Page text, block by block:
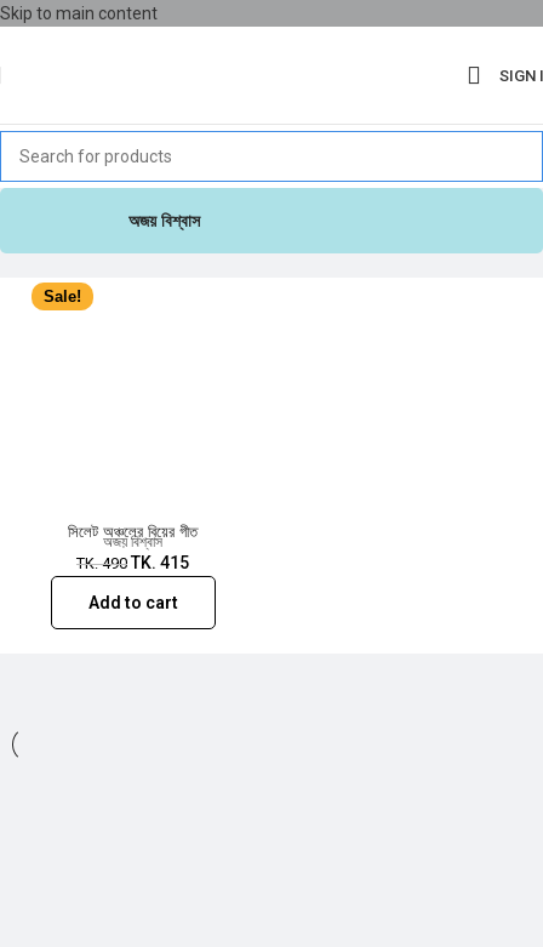
Skip to main content
SIGN
অজয় বিশ্বাস
Sale!
সিলেট অঞ্চলের বিয়ের গীত
অজয় বিশ্বাস
TK.490 TK. 415
Add to cart